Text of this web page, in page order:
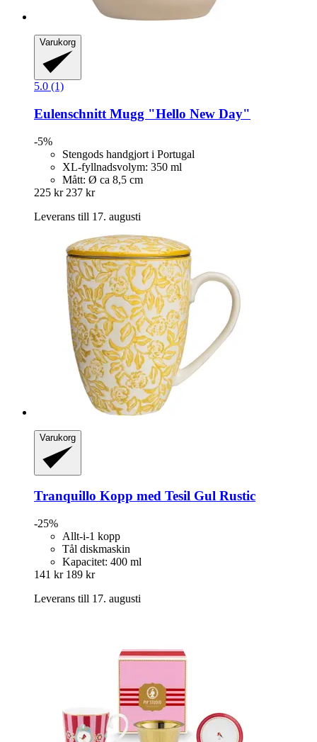
Varukorg
5.0 (1)
Eulenschnitt Mugg "Hello New Day"
-5%
Stengods handgjort i Portugal
XL-fyllnadsvolym: 350 ml
Mått: Ø ca 8,5 cm
225 kr 237 kr
Leverans till 17. augusti
Varukorg
Tranquillo Kopp med Tesil Gul Rustic
-25%
Allt-i-1 kopp
Tål diskmaskin
Kapacitet: 400 ml
141 kr 189 kr
Leverans till 17. augusti